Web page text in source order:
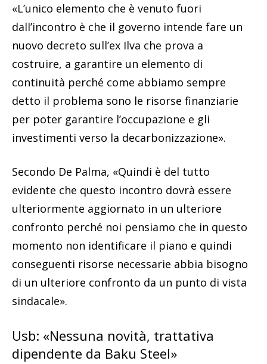
«L’unico elemento che è venuto fuori
dall’incontro è che il governo intende fare un
nuovo decreto sull’ex Ilva che prova a
costruire, a garantire un elemento di
continuità perché come abbiamo sempre
detto il problema sono le risorse finanziarie
per poter garantire l’occupazione e gli
investimenti verso la decarbonizzazione».
Secondo De Palma, «Quindi è del tutto
evidente che questo incontro dovrà essere
ulteriormente aggiornato in un ulteriore
confronto perché noi pensiamo che in questo
momento non identificare il piano e quindi
conseguenti risorse necessarie abbia bisogno
di un ulteriore confronto da un punto di vista
sindacale».
Usb: «Nessuna novità, trattativa
dipendente da Baku Steel»